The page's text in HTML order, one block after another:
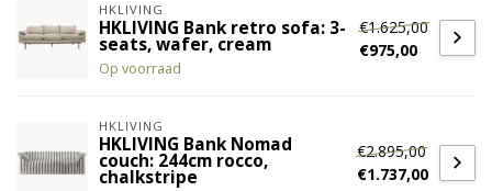
HKLIVING
HKLIVING Bank retro sofa: 3-
seats, wafer, cream
Op voorraad
€1.625,00
€975,00
HKLIVING
HKLIVING Bank Nomad
couch: 244cm rocco,
chalkstripe
€2.895,00
€1.737,00